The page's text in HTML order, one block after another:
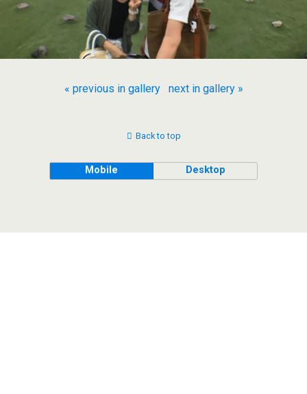
« previous in gallery next in gallery »
Back to top
Mobile Desktop